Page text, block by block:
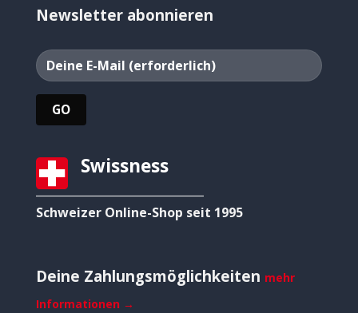
Newsletter abonnieren
Swissness
Schweizer Online-Shop seit 1995
Deine Zahlungsmöglichkeiten mehr
Informationen →